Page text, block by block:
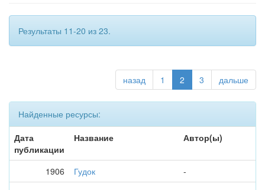
Результаты 11-20 из 23.
назад 1 2 3 дальше
Найденные ресурсы:
Дата
публикации
Название Автор(ы)
1906 Гудок
-